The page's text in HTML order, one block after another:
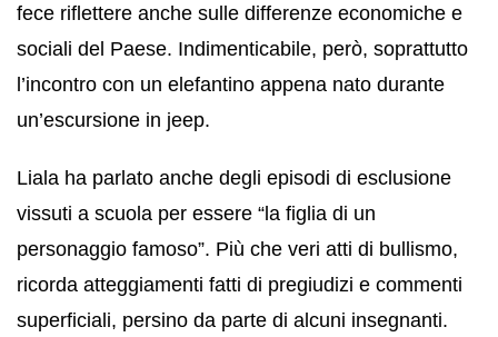
fece riflettere anche sulle differenze economiche e
sociali del Paese. Indimenticabile, però, soprattutto
l’incontro con un elefantino appena nato durante
un’escursione in jeep.
Liala ha parlato anche degli episodi di esclusione
vissuti a scuola per essere “la figlia di un
personaggio famoso”. Più che veri atti di bullismo,
ricorda atteggiamenti fatti di pregiudizi e commenti
superficiali, persino da parte di alcuni insegnanti.